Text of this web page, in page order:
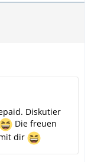
so
du dein
sich
aussehen
Diskutier
Die freuen
dir